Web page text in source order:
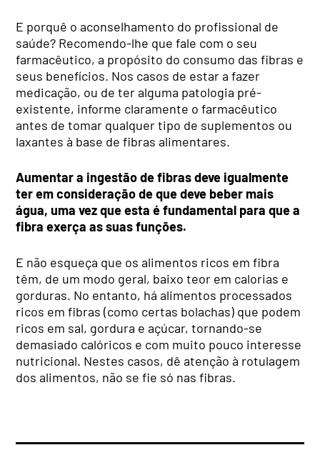
E porquê o aconselhamento do profissional de
saúde? Recomendo-lhe que fale com o seu
farmacêutico, a propósito do consumo das fibras e
seus benefícios. Nos casos de estar a fazer
medicação, ou de ter alguma patologia pré-
existente, informe claramente o farmacêutico
antes de tomar qualquer tipo de suplementos ou
laxantes à base de fibras alimentares.
Aumentar a ingestão de fibras deve igualmente
ter em consideração de que deve beber mais
água, uma vez que esta é fundamental para que a
fibra exerça as suas funções.
E não esqueça que os alimentos ricos em fibra
têm, de um modo geral, baixo teor em calorias e
gorduras. No entanto, há alimentos processados
ricos em fibras (como certas bolachas) que podem
ricos em sal, gordura e açúcar, tornando-se
demasiado calóricos e com muito pouco interesse
nutricional. Nestes casos, dê atenção à rotulagem
dos alimentos, não se fie só nas fibras.